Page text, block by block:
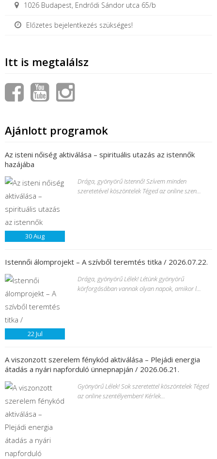
1026 Budapest, Endrődi Sándor utca 65/b
Előzetes bejelentkezés szükséges!
Itt is megtalálsz
Ajánlott programok
Az isteni nőiség aktiválása – spirituális utazás az istennők
hazájába
30Aug
Drága, gyönyörű Istennő! Szívem minden
szeretetével köszöntelek Téged az online szen...
Istennői álomprojekt – A szívből teremtés titka / 2026.07.22.
22Jul
Drága, gyönyörű Lélek! Létünk gyönyörű
körforgásában vannak olyan napok, amikor l...
A viszonzott szerelem fénykód aktiválása – Plejádi energia
átadás a nyári napforduló ünnepnapján / 2026.06.21.
Gyönyörű Lélek! Sok szeretettel köszöntelek Téged
az online szentélyemben! Kérlek...